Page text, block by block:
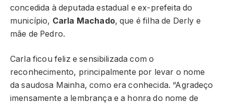
concedida à deputada estadual e ex-prefeita do
município, Carla Machado, que é filha de Derly e
mãe de Pedro.
Carla ficou feliz e sensibilizada com o
reconhecimento, principalmente por levar o nome
da saudosa Mainha, como era conhecida. “Agradeço
imensamente a lembrança e a honra do nome de